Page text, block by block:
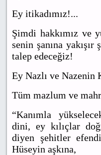
Ey itikadımız!...
Şimdi hakkımız ve
senin şanına
talep edeceğiz!
Ey Nazlı ve Nazenin
Tüm mazlum ve
“Kanımla
dini, ey kılıçlar
diyen şehitler
Hüseyin aşkına,